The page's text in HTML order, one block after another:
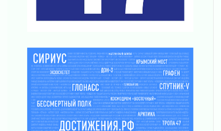
Часть медиков в Ленобласти сможет
рассчитывать на доплату от региона
ликвидировали 10 пожаров
03 августа 2026
Клюква наливается, но в корзинку пока не
просится
03 августа 2026
Строительные компании Ленобласти
подняли зарплаты почти на 40% за год
03 августа 2026